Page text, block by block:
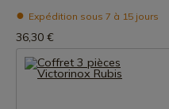
Expédition sous 7 à 15 jours
36,30 €